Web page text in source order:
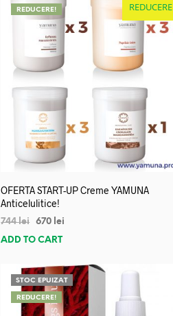
REDUCERE
REDUCERE!
OFERTA START-UP Creme YAMUNA
Anticelulitice!
744lei 670 lei
ADD TO CART
STOC EPUIZAT
REDUCERE!